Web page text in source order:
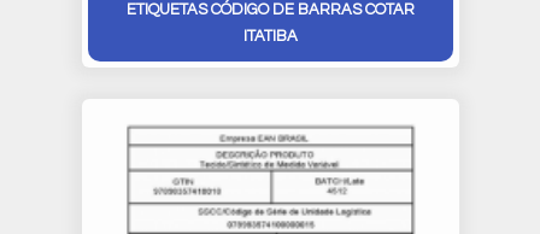
ETIQUETAS CÓDIGO DE BARRAS COTAR
ITATIBA